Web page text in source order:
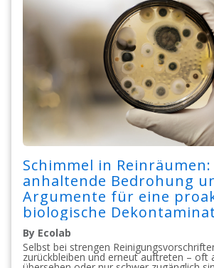
Schimmel in Reinräumen:
anhaltende Bedrohung
Argumente für eine
biologische
By Ecolab
Selbst bei strengen
zurückbleiben und erneut auftreten – oft